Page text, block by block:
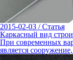
2015-02-03 / Статья
Каркасный вид
При современных
является